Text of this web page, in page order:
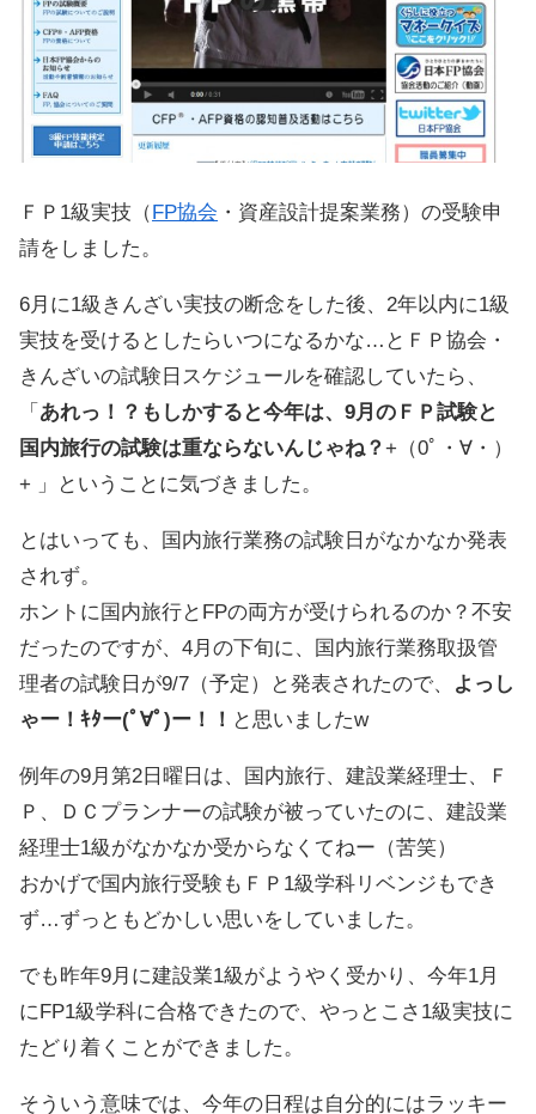
ＦＰ1級実技（FP協会 ・資産設計提案業務）の受験申
請をしました。
6月に1級きんざい実技の断念をした後、2年以内に1級
実技を受けるとしたらいつになるかな…とＦＰ協会・
きんざいの試験日スケジュールを確認していたら、
「 あれっ！？もしかすると今年は、9月のＦＰ試験と
国内旅行の試験は重ならないんじゃね？ +（0ﾟ・∀・）
+ 」ということに気づきました。
とはいっても、国内旅行業務の試験日がなかなか発表
されず。
ホントに国内旅行とFPの両方が受けられるのか？不安
だったのですが、4月の下旬に、国内旅行業務取扱管
理者の試験日が9/7（予定）と発表されたので、
よっし
ゃー！ｷﾀー(ﾟ∀ﾟ)ー！！ と思いましたw
例年の9月第2日曜日は、国内旅行、建設業経理士、Ｆ
Ｐ、ＤＣプランナーの試験が被っていたのに、建設業
経理士1級がなかなか受からなくてねー（苦笑）
おかげで国内旅行受験もＦＰ1級学科リベンジもでき
ず…ずっともどかしい思いをしていました。
でも昨年9月に建設業1級がようやく受かり、今年1月
にFP1級学科に合格できたので、やっとこさ1級実技に
たどり着くことができました。
そういう意味では、今年の日程は自分的にはラッキー